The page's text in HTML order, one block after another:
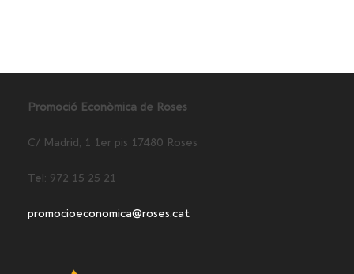
Promoció Econòmica de Roses
C/ Madrid, 1 1er pis 17480 Roses
Tel: 972 15 25 21
promocioeconomica@roses.cat